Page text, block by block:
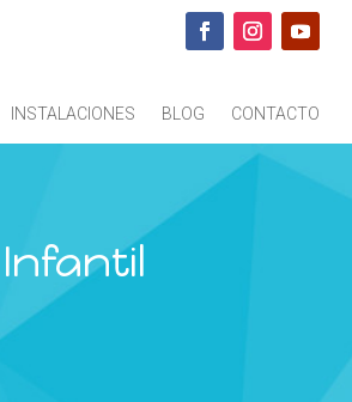
INSTALACIONES BLOG CONTACTO